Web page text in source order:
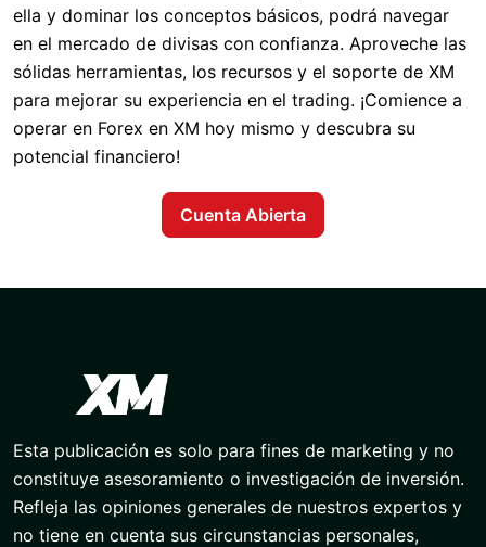
ella y dominar los conceptos básicos, podrá navegar
en el mercado de divisas con confianza. Aproveche las
sólidas herramientas, los recursos y el soporte de XM
para mejorar su experiencia en el trading. ¡Comience a
operar en Forex en XM hoy mismo y descubra su
potencial financiero!
Cuenta Abierta
Esta publicación es solo para fines de marketing y no
constituye asesoramiento o investigación de inversión.
Refleja las opiniones generales de nuestros expertos y
no tiene en cuenta sus circunstancias personales,